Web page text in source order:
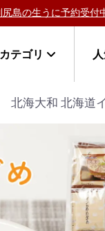
の生うに予約受付中♪
テゴリ
北海大和 北海道